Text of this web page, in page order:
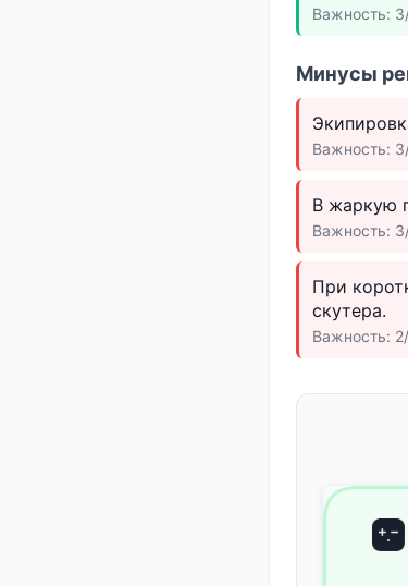
Важность:
Минусы
Важность:
В жаркую
Важность:
При
скутера.
Важность: